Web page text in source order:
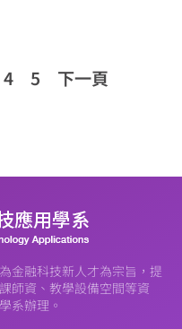
4 5 下一頁
金融科技新人才為宗旨，提
師資、教學設備空間等資
系辦理。